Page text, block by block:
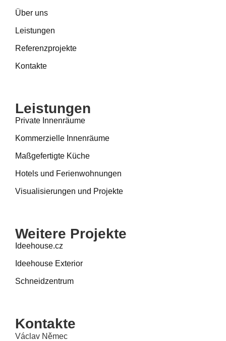
Über uns
Leistungen
Referenzprojekte
Kontakte
Leistungen
Private Innenräume
Kommerzielle Innenräume
Maßgefertigte Küche
Hotels und Ferienwohnungen
Visualisierungen und Projekte
Weitere Projekte
Ideehouse.cz
Ideehouse Exterior
Schneidzentrum
Kontakte
Václav Němec